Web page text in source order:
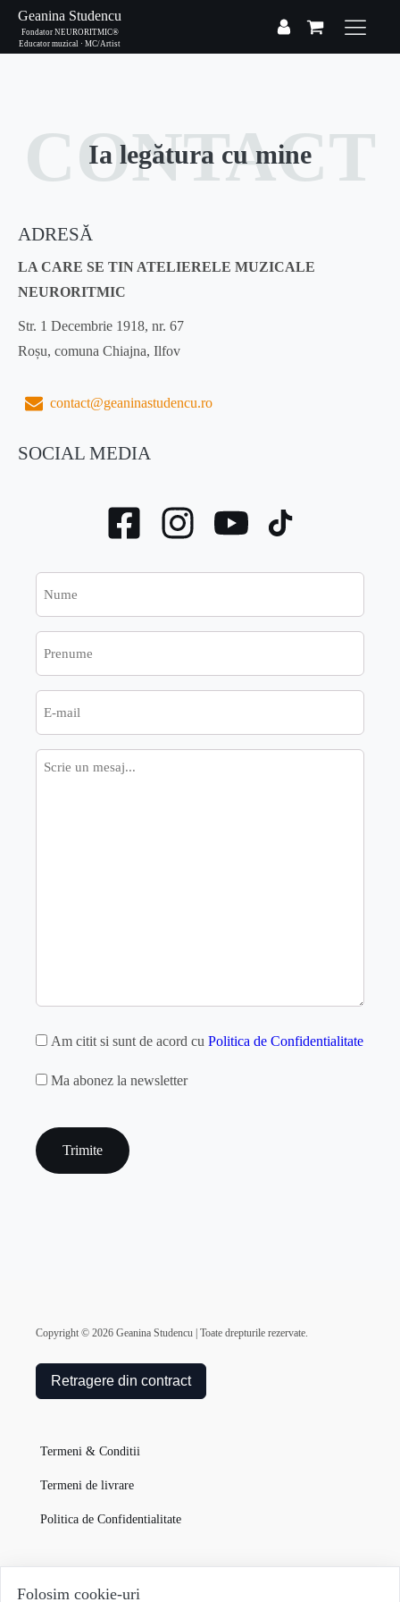
Geanina Studencu
Fondator NEURORITMIC®
Educator muzical · MC/Artist
CONTACT
Ia legătura cu mine
ADRESĂ
LA CARE SE TIN ATELIERELE MUZICALE
NEURORITMIC
Str. 1 Decembrie 1918, nr. 67
Roșu, comuna Chiajna, Ilfov
contact@geaninastudencu.ro
SOCIAL MEDIA
Mesaj
GDPR
Am citit si sunt de acord cu Politica de Confidentialitate
MAILCHIMP
Ma abonez la newsletter
Copyright © 2026 Geanina Studencu | Toate drepturile rezervate.
Retragere din contract
Termeni & Conditii
Termeni de livrare
Politica de Confidentialitate
Garanția Produselor
Folosim cookie-uri